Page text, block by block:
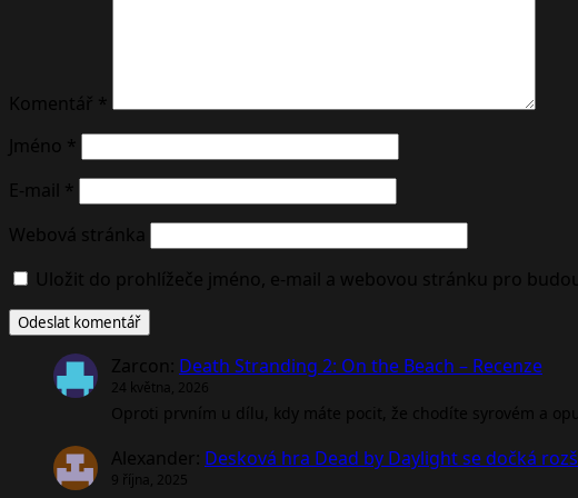
Komentář *
Jméno *
E-mail *
Webová stránka
Uložit do prohlížeče jméno, e-mail a webovou stránku pro
Zarcon: Death Stranding 2: On the Beach – Recenze
24 května, 2026
Oproti prvním u dílu, kdy máte pocit, že chodíte syrovém a
Alexander: Desková hra Dead by Daylight se dočká
9 října, 2025